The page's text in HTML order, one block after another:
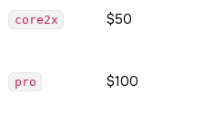
core2x $50
pro $100